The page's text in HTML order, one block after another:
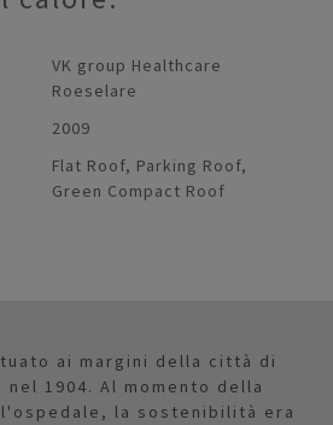
VK group Healthcare
Roeselare
2009
Flat Roof, Parking Roof,
Green Compact Roof
ai margini della città di
1904. Al momento della
la sostenibilità era